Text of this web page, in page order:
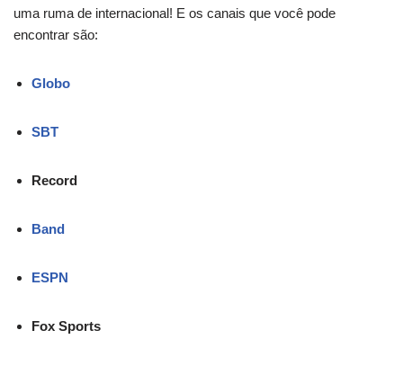
uma ruma de internacional! E os canais que você pode
encontrar são:
Globo
SBT
Record
Band
ESPN
Fox Sports